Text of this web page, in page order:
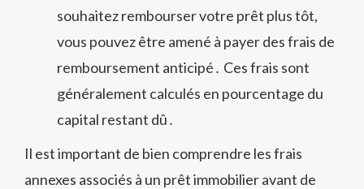
souhaitez rembourser votre prêt plus tôt,
vous pouvez être amené à payer des frais de
remboursement anticipé․ Ces frais sont
généralement calculés en pourcentage du
capital restant dû․
Il est important de bien comprendre les frais
annexes associés à un prêt immobilier avant de